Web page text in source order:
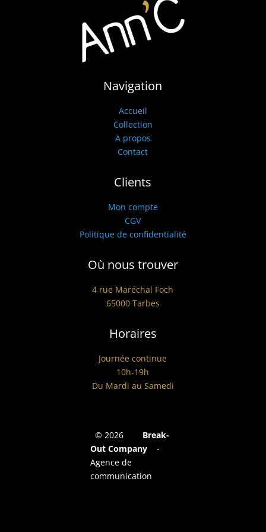
Navigation
Accueil
Collection
A propos
Contact
Clients
Mon compte
CGV
Politique de confidentialité
Où nous trouver
4 rue Maréchal Foch
65000 Tarbes
Horaires
Journée continue
10h-19h
Du Mardi au Samedi
©2026
Break-
Out Company
-
Agence de
communication